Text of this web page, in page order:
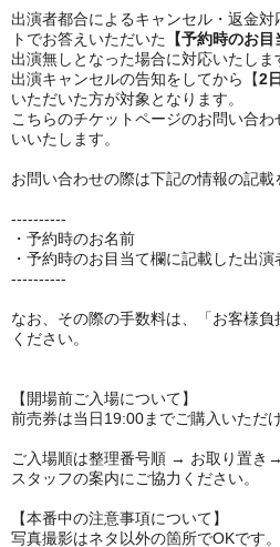
出演者都合によるキャンセル・返金
トでお答えいただいた 【予約時のお
出演無しとなった場合に対応いたしま
出演キャンセルの告知をしてから【2
いただいた方が対象となります。
こちらのチケットページのお問い合
いいたします。
お問い合わせの際は下記の情報の記載
----------
・予約時のお名前
・予約時のお目当て欄に記載した出演
----------
なお、その際の手数料は、「お客様
ください。
【開場前ご入場について】
前売券は当日19:00までご購入いただけ
ご入場順は整理番号順 → お取り置き→
スタッフの案内にご協力ください。
【本番中の注意事項について】
写真撮影はネタ以外の箇所でOKです